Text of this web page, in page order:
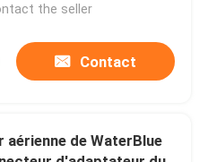
de FAKRA
the seller
Contact
aérienne de WaterBlue